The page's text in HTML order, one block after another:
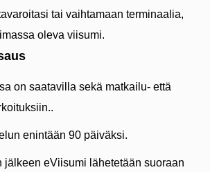
tai vaihtamaan terminaalia,
oleva viisumi.
on saatavilla sekä matkailu- että
enintään 90 päiväksi.
jälkeen eViisumi lähetetään suoraan